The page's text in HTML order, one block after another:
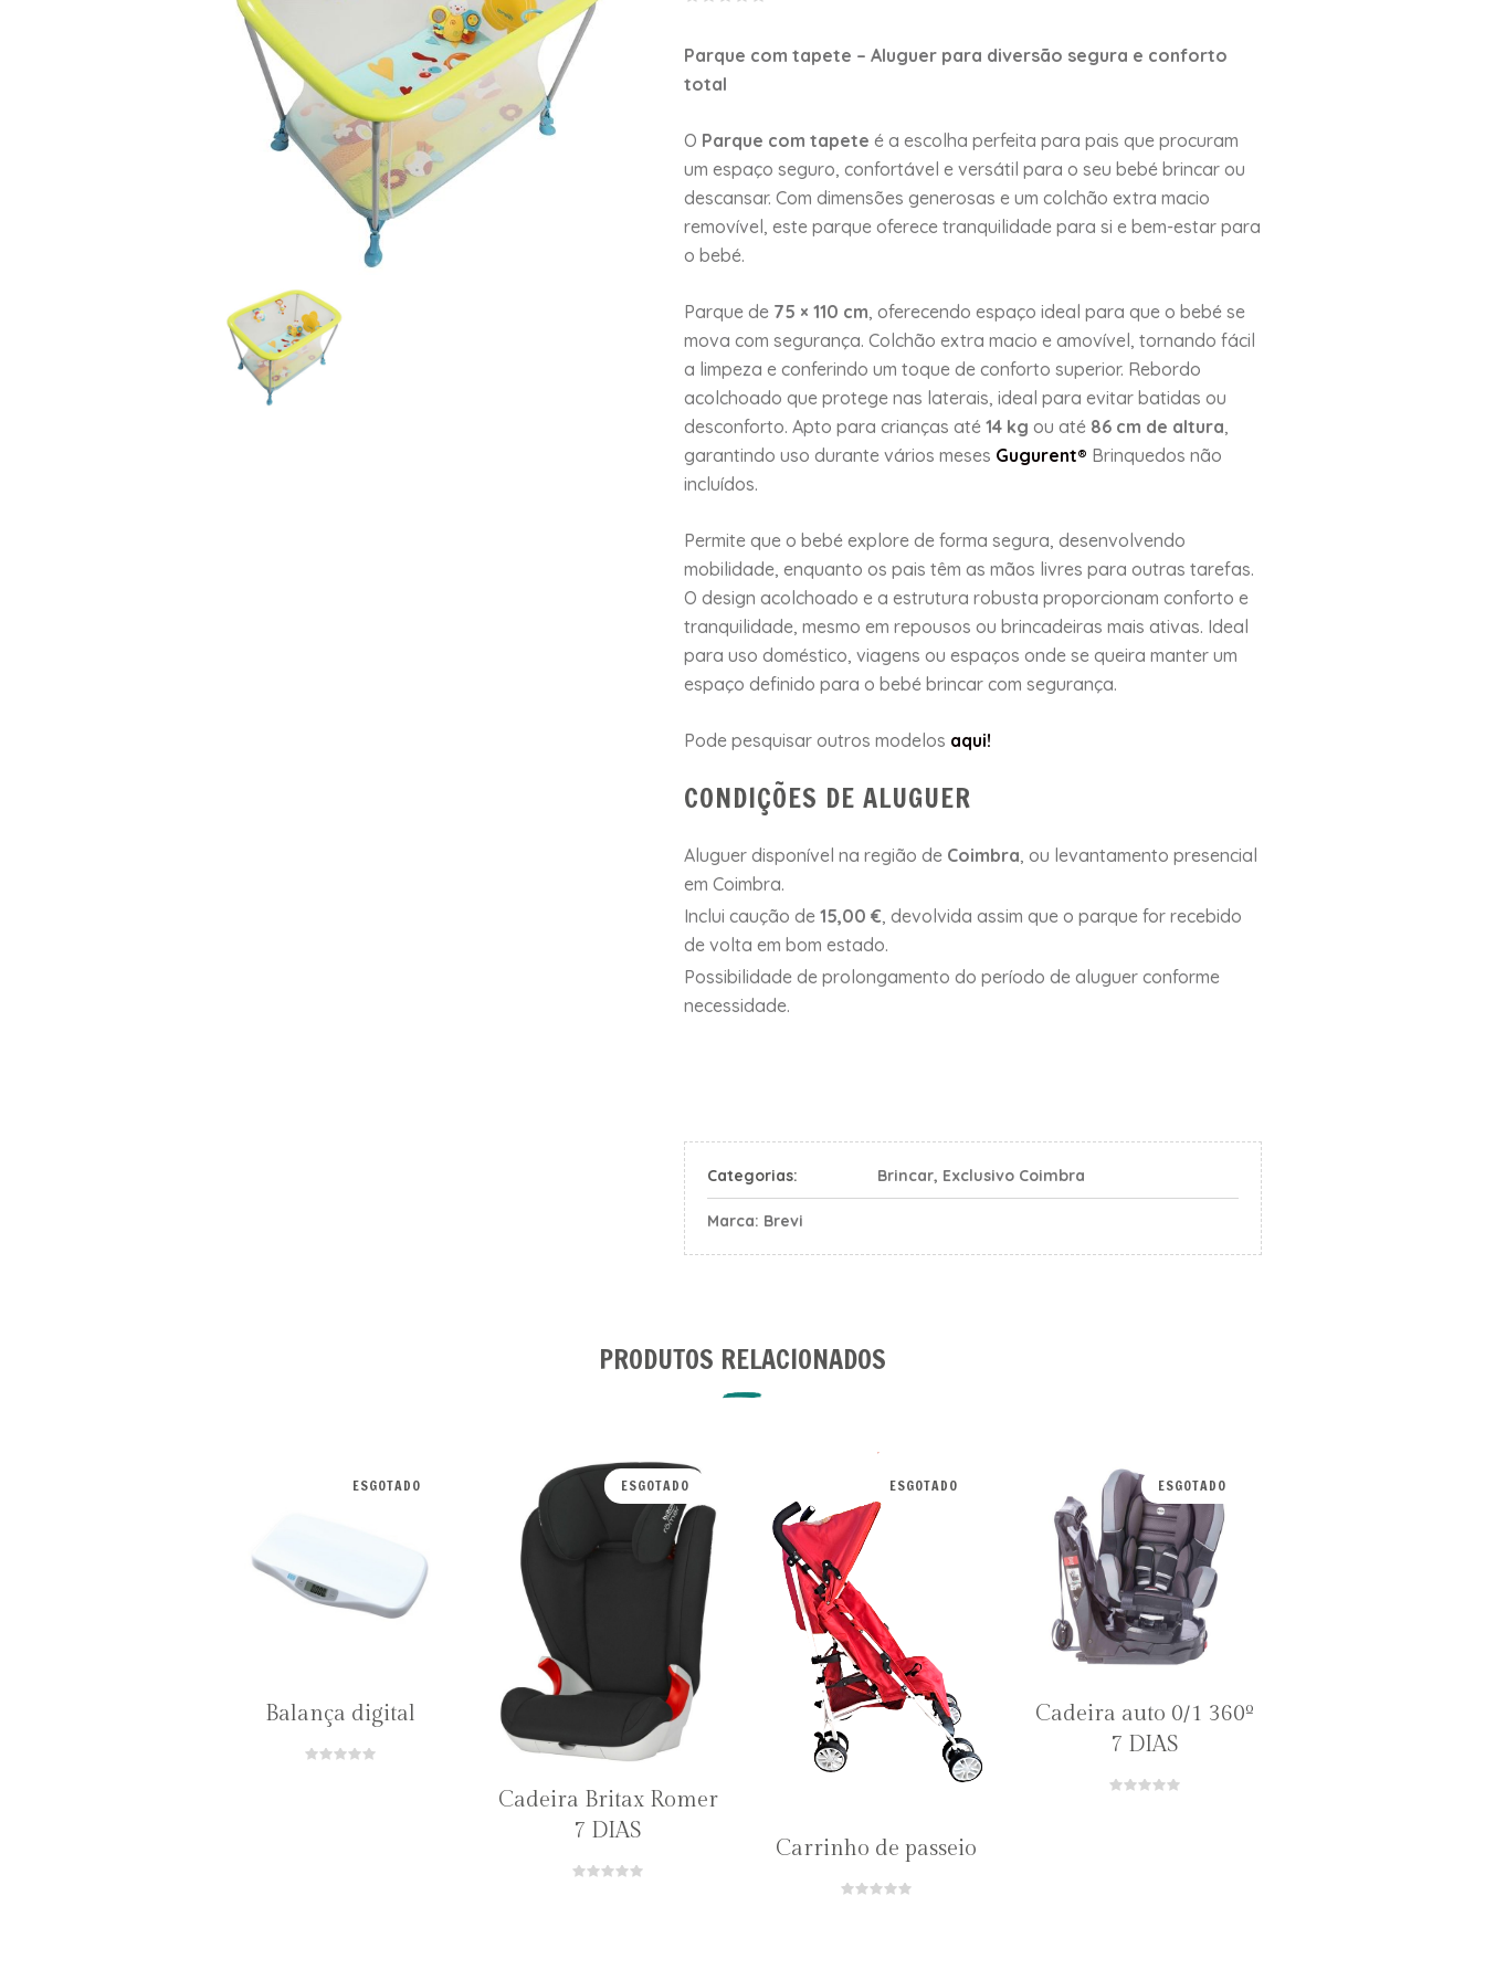
Parque com tapete – Aluguer para diversão segura e conforto
total
O Parque com tapete é a escolha perfeita para pais que procuram
um espaço seguro, confortável e versátil para o seu bebé brincar ou
descansar. Com dimensões generosas e um colchão extra macio
removível, este parque oferece tranquilidade para si e bem-estar para
o bebé.
Parque de 75 × 110 cm, oferecendo espaço ideal para que o bebé se
mova com segurança. Colchão extra macio e amovível, tornando fácil
a limpeza e conferindo um toque de conforto superior. Rebordo
acolchoado que protege nas laterais, ideal para evitar batidas ou
desconforto. Apto para crianças até14 kg ou até 86 cm de altura,
garantindo uso durante vários meses Gugurent® Brinquedos não
incluídos.
Permite que o bebé explore de forma segura, desenvolvendo
mobilidade, enquanto os pais têm as mãos livres para outras tarefas.
O design acolchoado e a estrutura robusta proporcionam conforto e
tranquilidade, mesmo em repousos ou brincadeiras mais ativas. Ideal
para uso doméstico, viagens ou espaços onde se queira manter um
espaço definido para o bebé brincar com segurança.
Pode pesquisar outros modelos aqui!
CONDIÇÕES DE ALUGUER
Aluguer disponível na região de Coimbra, ou levantamento presencial
em Coimbra.
Inclui caução de15,00 €, devolvida assim que o parque for recebido
de volta em bom estado.
Possibilidade de prolongamento do período de aluguer conforme
necessidade.
Categorias: Brincar, Exclusivo Coimbra
Marca: Brevi
PRODUTOS RELACIONADOS
ESGOTADO
Balança digital
ESGOTADO
Cadeira Britax Romer
7 DIAS
ESGOTADO
Carrinho de passeio
ESGOTADO
Cadeira auto 0/1 360º
7 DIAS